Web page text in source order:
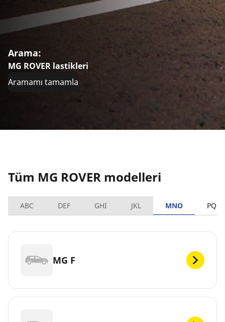
Arama:
MG ROVER lastikleri
Aramamı tamamla
Tüm MG ROVER modelleri
ABC DEF GHI JKL MNO PQRS
MG F